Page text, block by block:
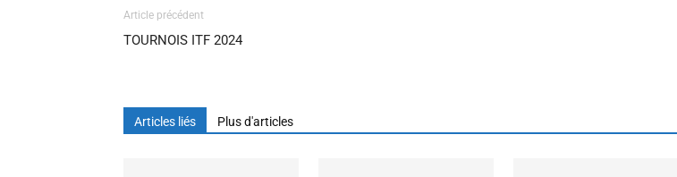
Article précédent
TOURNOIS ITF 2024
Articles liés Plus d'articles